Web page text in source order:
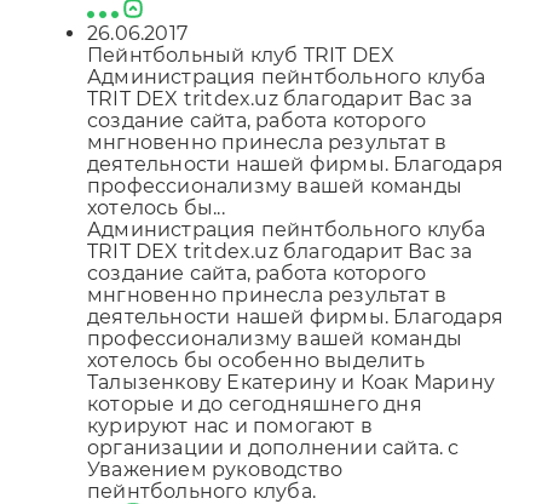
26.06.2017
Пейнтбольный клуб TRIT DEX
Администрация пейнтбольного клуба
TRIT DEX tritdex.uz благодарит Вас за
создание сайта, работа которого
мнгновенно принесла результат в
деятельности нашей фирмы. Благодаря
профессионализму вашей команды
хотелось бы...
Администрация пейнтбольного клуба
TRIT DEX tritdex.uz благодарит Вас за
создание сайта, работа которого
мнгновенно принесла результат в
деятельности нашей фирмы. Благодаря
профессионализму вашей команды
хотелось бы особенно выделить
Талызенкову Екатерину и Коак Марину
которые и до сегодняшнего дня
курируют нас и помогают в
организации и дополнении сайта. с
Уважением руководство
пейнтбольного клуба.